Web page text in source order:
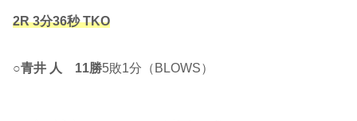
2R 3分36秒 TKO
○青井 人 11勝5敗1分（BLOWS）